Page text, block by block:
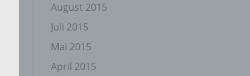
August 2015
Juli 2015
Mai 2015
April 2015